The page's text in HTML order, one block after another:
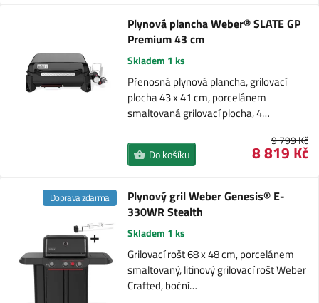
Plynová plancha Weber® SLATE GP
Premium 43 cm
Skladem 1 ks
Přenosná plynová plancha, grilovací
plocha 43 x 41 cm, porcelánem
smaltovaná grilovací plocha, 4…
9 799 Kč
8 819 Kč
Do košíku
Plynový gril Weber Genesis® E-
330WR Stealth
Doprava zdarma
Skladem 1 ks
Grilovací rošt 68 x 48 cm, porcelánem
smaltovaný, litinový grilovací rošt Weber
Crafted, boční…